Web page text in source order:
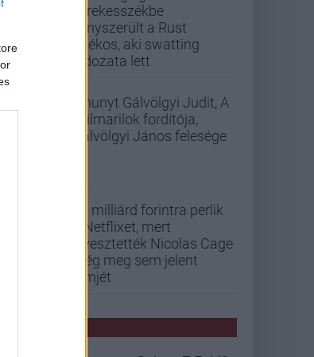
kerekesszékbe
kényszerült a Rust
játékos, aki swatting
áldozata lett
Elhunyt Gálvölgyi Judit, A
szilmarilok fordítója,
Gálvölgyi János felesége
33 milliárd forintra perlik
a Netflixet, mert
elvesztették Nicolas Cage
még meg sem jelent
filmjét